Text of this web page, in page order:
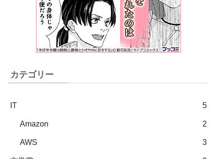
カテゴリー
IT 5
Amazon 2
AWS 3